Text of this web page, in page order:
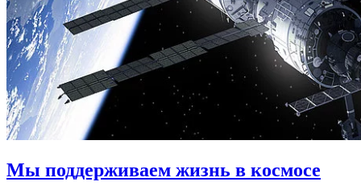
Мы поддерживаем жизнь в космосе